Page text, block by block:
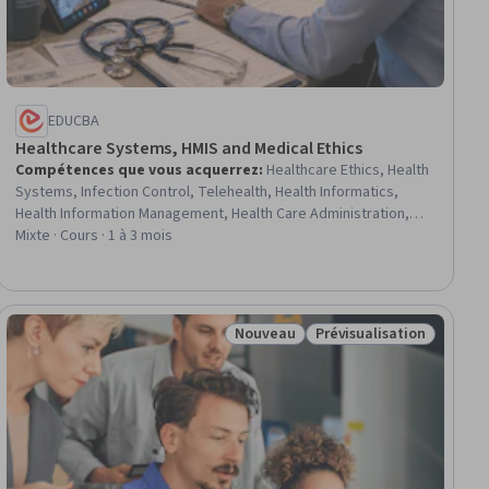
EDUCBA
Healthcare Systems, HMIS and Medical Ethics
Compétences que vous acquerrez: Healthcare Ethics, Health
Systems, Infection Control, Telehealth, Health Informatics,
Health Information Management, Health Care Administration,
Health Information Management and Medical Records, Health
Hygiene, Electronic Medical Record System, Community Health,
Patient-centered Care, Statistical Methods, Ethical Standards
And Conduct, Healthcare Project Management
Mixte · Cours · 1 à 3 mois
Statut : Nouveau
Nouveau Statut :
Prévisualisation